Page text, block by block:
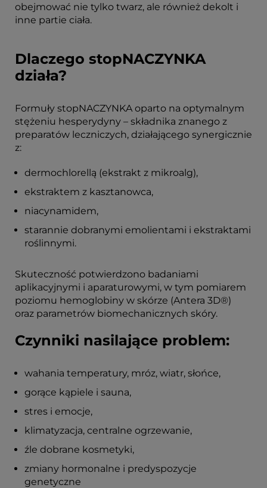
obejmować nie tylko twarz, ale również dekolt i
inne partie ciała.
Dlaczego stopNACZYNKA
działa?
Formuły stopNACZYNKA oparto na optymalnym
stężeniu hesperydyny – składnika znanego z
preparatów leczniczych, działającego synergicznie
z:
dermochlorellą (ekstrakt z mikroalg),
ekstraktem z kasztanowca,
niacynamidem,
starannie dobranymi emolientami i ekstraktami
roślinnymi.
Skuteczność potwierdzono badaniami
aplikacyjnymi i aparaturowymi, w tym pomiarem
poziomu hemoglobiny w skórze (Antera 3D®)
oraz parametrów biomechanicznych skóry.
Czynniki nasilające problem:
wahania temperatury, mróz, wiatr, słońce,
gorące kąpiele i sauna,
stres i emocje,
klimatyzacja, centralne ogrzewanie,
źle dobrane kosmetyki,
zmiany hormonalne i predyspozycje
genetyczne